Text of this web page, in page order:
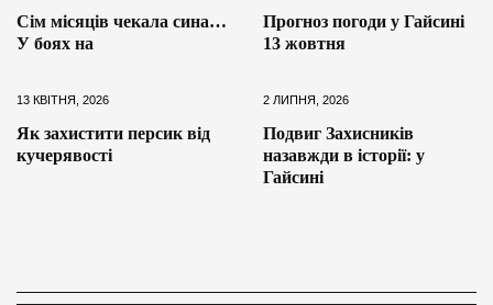
Сім місяців чекала сина…
У боях на
Прогноз погоди у Гайсині
13 жовтня
13 КВІТНЯ, 2026
Як захистити персик від
кучерявості
2 ЛИПНЯ, 2026
Подвиг Захисників
назавжди в історії: у
Гайсині